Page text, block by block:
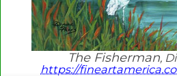
The Fisherman,
https://